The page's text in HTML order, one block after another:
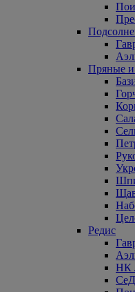
Пряные и
Редис
НК